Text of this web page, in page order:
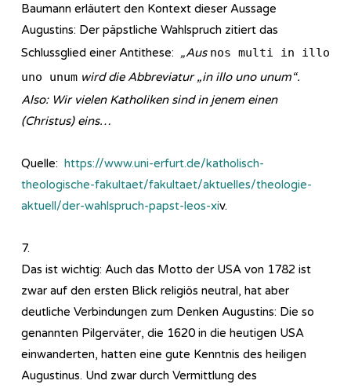
Baumann erläutert den Kontext dieser Aussage
Augustins: Der päpstliche Wahlspruch zitiert das
Schlussglied einer Antithese: „Aus nos multi in illo
uno unum wird die Abbreviatur „in illo uno unum“.
Also: Wir vielen Katholiken sind in jenem einen
(Christus) eins…
Quelle: https://www.uni-erfurt.de/katholisch-
theologische-fakultaet/fakultaet/aktuelles/theologie-
aktuell/der-wahlspruch-papst-leos-xiv.
7.
Das ist wichtig: Auch das Motto der USA von 1782 ist
zwar auf den ersten Blick religiös neutral, hat aber
deutliche Verbindungen zum Denken Augustins: Die so
genannten Pilgerväter, die 1620 in die heutigen USA
einwanderten, hatten eine gute Kenntnis des heiligen
Augustinus. Und zwar durch Vermittlung des